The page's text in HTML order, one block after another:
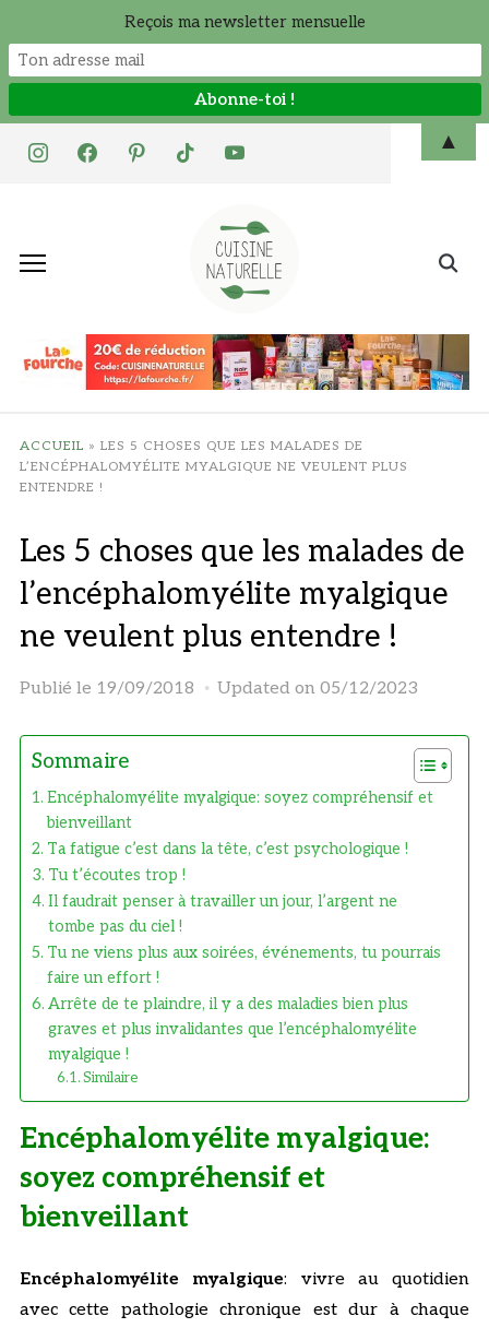
instagramfacebookpinteresttiktok youtube
Search
ACCUEIL » LES 5 CHOSES QUE LES MALADES DE
L’ENCÉPHALOMYÉLITE MYALGIQUE NE VEULENT PLUS
ENTENDRE !
Les 5 choses que les malades de
l’encéphalomyélite myalgique
ne veulent plus entendre !
Publié le 19/09/2018 Updated on 05/12/2023
Sommaire
Encéphalomyélite myalgique: soyez compréhensif et
bienveillant
Ta fatigue c’est dans la tête, c’est psychologique !
Tu t’écoutes trop !
Il faudrait penser à travailler un jour, l’argent ne
tombe pas du ciel !
Tu ne viens plus aux soirées, événements, tu pourrais
faire un effort !
Arrête de te plaindre, il y a des maladies bien plus
graves et plus invalidantes que l’encéphalomyélite
myalgique !
Similaire
Encéphalomyélite myalgique:
soyez compréhensif et
bienveillant
Encéphalomyélite myalgique: vivre au quotidien
avec cette pathologie chronique est dur à chaque
Reçois ma newsletter mensuelle
▲